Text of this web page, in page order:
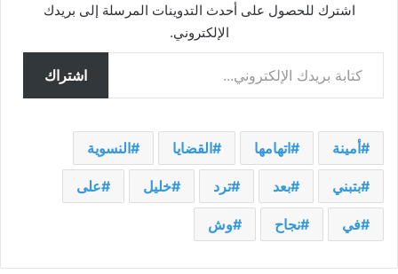
اشترك للحصول على أحدث التدوينات المرسلة إلى بريدك
الإلكتروني.
كتابة بريدك الإلكتروني...
اشتراك
أمينة اتهامها القضايا النسوية
بتبني بعد ترد خليل على
في نجاح وش